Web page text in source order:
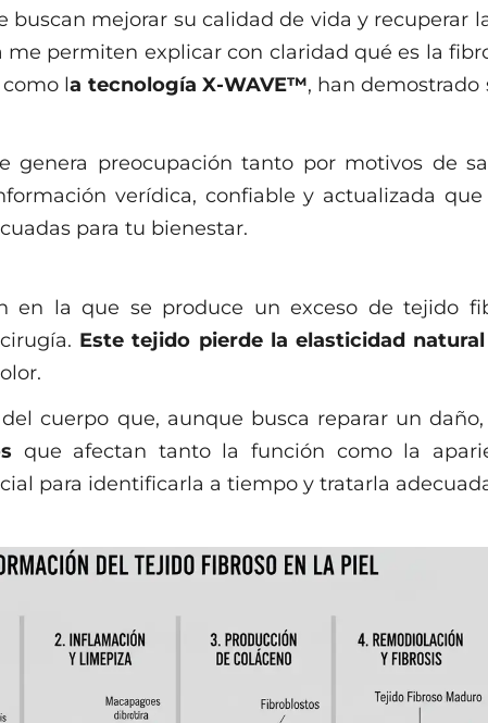
mejorar su calidad de vida y recuperar
permiten explicar con claridad qué es la
la tecnología X-WAVE™, han demostrado
genera preocupación tanto por motivos de
verídica, confiable y actualizada
para tu bienestar.
en la que se produce un exceso de tejido
Este tejido pierde la elasticidad
cuerpo que, aunque busca reparar un daño,
que afectan tanto la función como la
para identificarla a tiempo y tratarla